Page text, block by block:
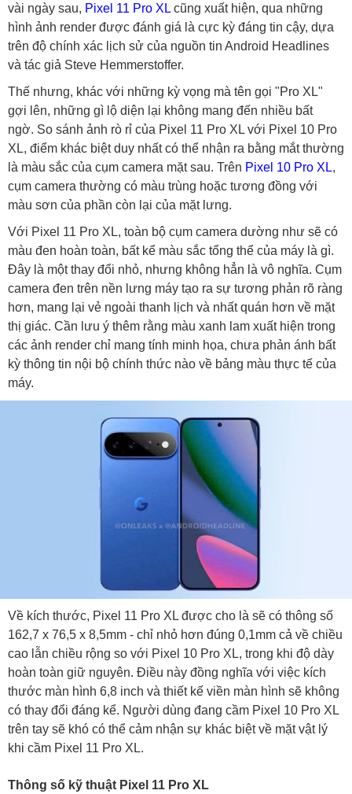
vài ngày sau, Pixel 11 Pro XL cũng xuất hiện, qua những
hình ảnh render được đánh giá là cực kỳ đáng tin cậy, dựa
trên độ chính xác lịch sử của nguồn tin Android Headlines
và tác giả Steve Hemmerstoffer.
Thế nhưng, khác với những kỳ vọng mà tên gọi "Pro XL"
gợi lên, những gì lộ diện lại không mang đến nhiều bất
ngờ. So sánh ảnh rò rỉ của Pixel 11 Pro XL với Pixel 10 Pro
XL, điểm khác biệt duy nhất có thể nhận ra bằng mắt thường
là màu sắc của cụm camera mặt sau. Trên Pixel 10 Pro XL,
cụm camera thường có màu trùng hoặc tương đồng với
màu sơn của phần còn lại của mặt lưng.
Với Pixel 11 Pro XL, toàn bộ cụm camera dường như sẽ có
màu đen hoàn toàn, bất kể màu sắc tổng thể của máy là gì.
Đây là một thay đổi nhỏ, nhưng không hẳn là vô nghĩa. Cụm
camera đen trên nền lưng máy tạo ra sự tương phản rõ ràng
hơn, mang lại vẻ ngoài thanh lịch và nhất quán hơn về mặt
thị giác. Cần lưu ý thêm rằng màu xanh lam xuất hiện trong
các ảnh render chỉ mang tính minh họa, chưa phản ánh bất
kỳ thông tin nội bộ chính thức nào về bảng màu thực tế của
máy.
Về kích thước, Pixel 11 Pro XL được cho là sẽ có thông số
162,7 x 76,5 x 8,5mm - chỉ nhỏ hơn đúng 0,1mm cả về chiều
cao lẫn chiều rộng so với Pixel 10 Pro XL, trong khi độ dày
hoàn toàn giữ nguyên. Điều này đồng nghĩa với việc kích
thước màn hình 6,8 inch và thiết kế viền màn hình sẽ không
có thay đổi đáng kể. Người dùng đang cầm Pixel 10 Pro XL
trên tay sẽ khó có thể cảm nhận sự khác biệt về mặt vật lý
khi cầm Pixel 11 Pro XL.
Thông số kỹ thuật Pixel 11 Pro XL